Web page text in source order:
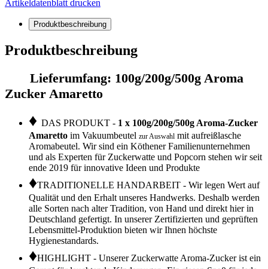
Artikeldatenblatt drucken
Produktbeschreibung
Produktbeschreibung
Lieferumfang: 100g/200g/500g Aroma
Zucker Amaretto
♦ DAS PRODUKT - 1 x 100g/200g/500g Aroma-Zucker
Amaretto im Vakuumbeutel zur Auswahl mit aufreißlasche
Aromabeutel. Wir sind ein Köthener Familienunternehmen
und als Experten für Zuckerwatte und Popcorn stehen wir seit
ende 2019 für innovative Ideen und Produkte
♦TRADITIONELLE HANDARBEIT - Wir legen Wert auf
Qualität und den Erhalt unseres Handwerks. Deshalb werden
alle Sorten nach alter Tradition, von Hand und direkt hier in
Deutschland gefertigt. In unserer Zertifizierten und geprüften
Lebensmittel-Produktion bieten wir Ihnen höchste
Hygienestandards.
♦HIGHLIGHT - Unserer Zuckerwatte Aroma-Zucker ist ein